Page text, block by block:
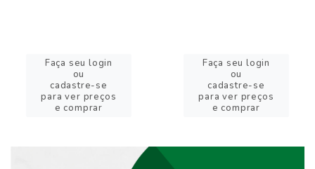
Faça seu login
ou
cadastre-se
para ver preços
e comprar
Faça seu login
ou
cadastre-se
para ver preços
e comprar